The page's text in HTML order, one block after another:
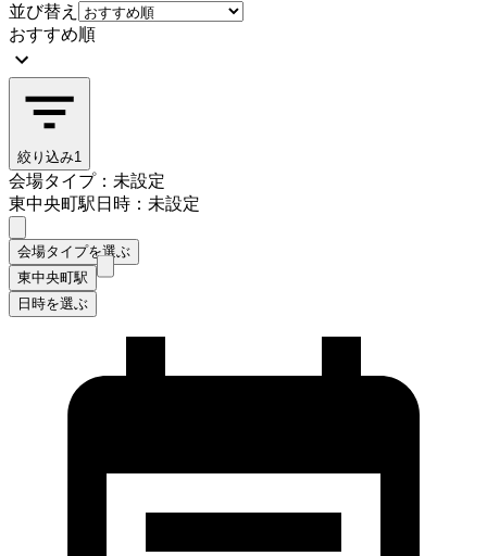
並び替え
おすすめ順
絞り込み1
会場タイプ：未設定
東中央町駅日時：未設定
会場タイプを選ぶ
東中央町駅
日時を選ぶ